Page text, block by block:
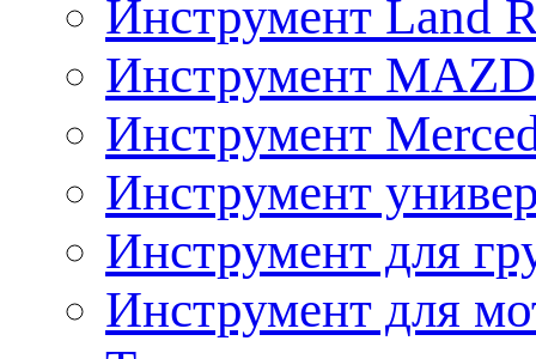
Инструмент Land
Инструмент
Инструмент
Инструмент
Инструмент для
Инструмент для